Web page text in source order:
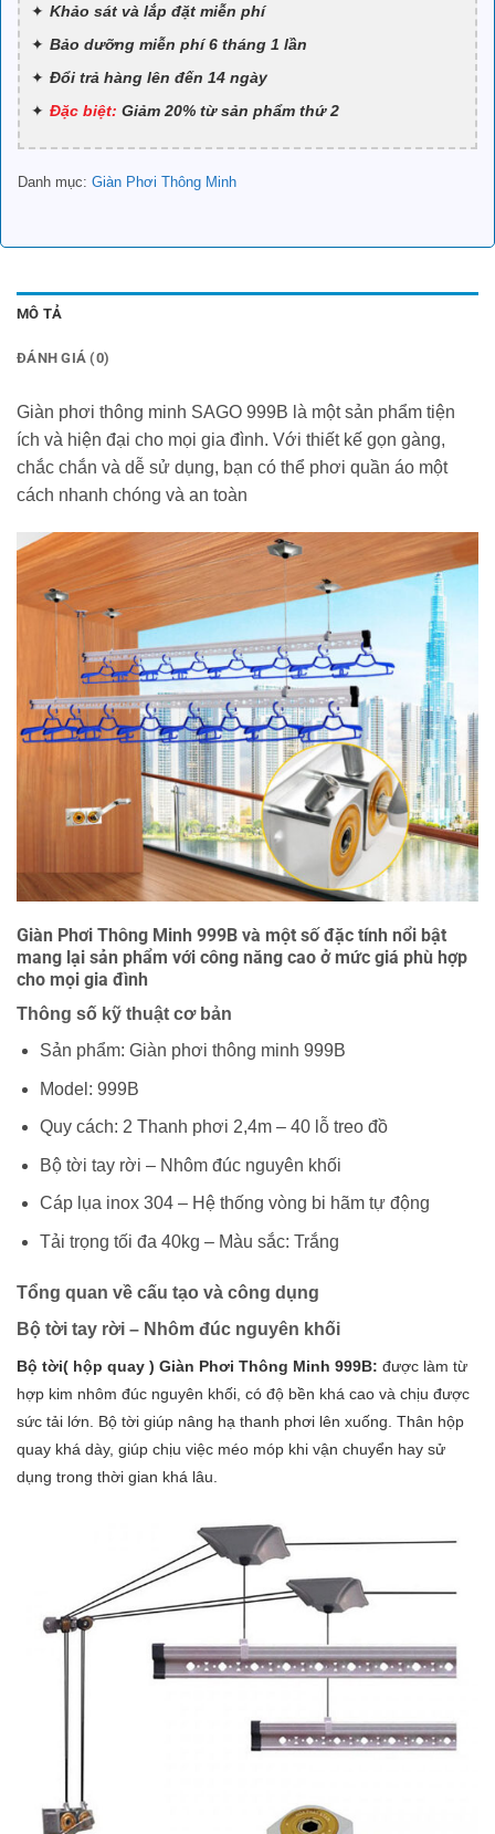
Khảo sát và lắp đặt miễn phí
Bảo dưỡng miễn phí 6 tháng 1 lần
Đổi trả hàng lên đến 14 ngày
Đặc biệt: Giảm 20% từ sản phẩm thứ 2
Danh mục: Giàn Phơi Thông Minh
MÔ TẢ
ĐÁNH GIÁ (0)
Giàn phơi thông minh SAGO 999B là một sản phẩm tiện
ích và hiện đại cho mọi gia đình. Với thiết kế gọn gàng,
chắc chắn và dễ sử dụng, bạn có thể phơi quần áo một
cách nhanh chóng và an toàn
Giàn Phơi Thông Minh 999B và một số đặc tính nổi bật
mang lại sản phẩm với công năng cao ở mức giá phù hợp
cho mọi gia đình
Thông số kỹ thuật cơ bản
Sản phẩm: Giàn phơi thông minh 999B
Model: 999B
Quy cách: 2 Thanh phơi 2,4m – 40 lỗ treo đồ
Bộ tời tay rời – Nhôm đúc nguyên khối
Cáp lụa inox 304 – Hệ thống vòng bi hãm tự động
Tải trọng tối đa 40kg – Màu sắc: Trắng
Tổng quan về cấu tạo và công dụng
Bộ tời tay rời – Nhôm đúc nguyên khối
Bộ tời( hộp quay ) Giàn Phơi Thông Minh 999B: được làm từ
hợp kim nhôm đúc nguyên khối, có độ bền khá cao và chịu được
sức tải lớn. Bộ tời giúp nâng hạ thanh phơi lên xuống. Thân hộp
quay khá dày, giúp chịu việc méo móp khi vận chuyển hay sử
dụng trong thời gian khá lâu.